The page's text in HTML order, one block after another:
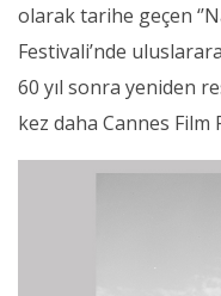
olarak tarihe geçen
Festivali’nde
60 yıl sonra yeniden
kez daha Cannes Film